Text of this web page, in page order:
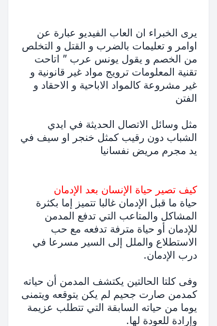
يرى الخبراء ان العاب الفيديو عبارة عن
اوامر و تعليمات بالضرب و القتل و التخلص
من الخصم و يقول يونس عرب ” اتاحت
تقنية المعلومات ترويج مواد غير قانونية و
غير مشروعة كالمواد الاباحية و الاحقاد و
الفتن
مثل وسائل الاتصال الحديثة في ايدي
الشباب دون رقيب كمثل خنجر او سيف في
يد مجرم مريض نفسانيا
كيف تصير حياة الإنسان بعد الإدمان
حياة ما قبل الإدمان غالبا تتميز إما بكثرة
المشاكل والمتاعب التي تدفع المدمن
للإدمان أو حياة مترفة تدفعه مع حب
الاستطلاع والملل إلى السير مسرعا في
درب الإدمان.
وفى كلتا الحالتين يكتشف المدمن أن حياته
كمدمن صارت جحيم لم يكن يتوقعه ويتمنى
يوما من حياته السابقة التي تتطلب عزيمة
وإرادة للعودة لها.